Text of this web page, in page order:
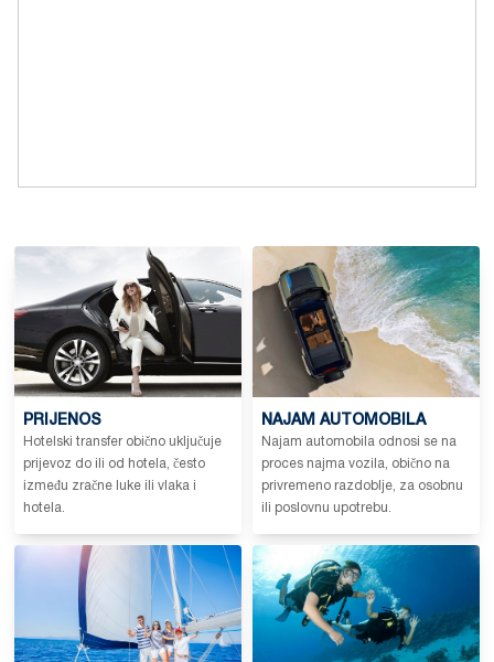
PRIJENOS
Hotelski transfer obično uključuje
prijevoz do ili od hotela, često
između zračne luke ili vlaka i
hotela.
NAJAM AUTOMOBILA
Najam automobila odnosi se na
proces najma vozila, obično na
privremeno razdoblje, za osobnu
ili poslovnu upotrebu.